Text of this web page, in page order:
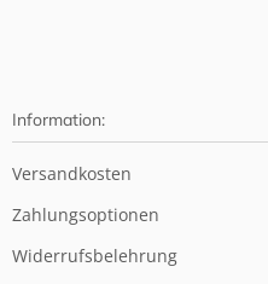
Information:
Versandkosten
Zahlungsoptionen
Widerrufsbelehrung